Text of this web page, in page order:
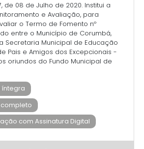
de 08 de Julho de 2020. Institui a
e Avaliação, para
o Termo de Fomento nº
entre o Município de Corumbá,
Secretaria Municipal de Educação
Pais e Amigos dos Excepcionais -
oriundos do Fundo Municipal de
íntegra
com Assinatura Digital